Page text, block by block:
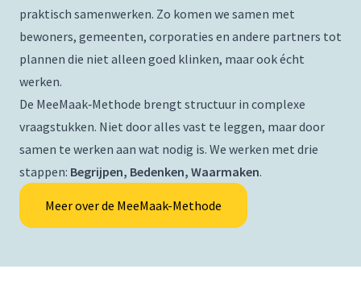
praktisch samenwerken. Zo komen we samen met
bewoners, gemeenten, corporaties en andere partners tot
plannen die niet alleen goed klinken, maar ook écht
werken.
De MeeMaak‑Methode brengt structuur in complexe
vraagstukken. Niet door alles vast te leggen, maar door
samen te werken aan wat nodig is. We werken met drie
stappen: Begrijpen, Bedenken, Waarmaken.
Meer over de MeeMaak-Methode